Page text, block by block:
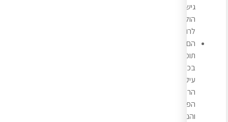
גישה
הוליסטית
לרווחה.
הם
תומכים
בכל
עיקרי
הרווחה
הפיזית
והנפשית